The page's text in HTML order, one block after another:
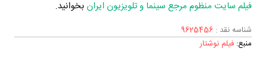
فیلم سایت منظوم مرجع سینما و تلویزیون ایران بخوانید.
شناسه نقد : 9625456
منبع:فیلم نوشتار